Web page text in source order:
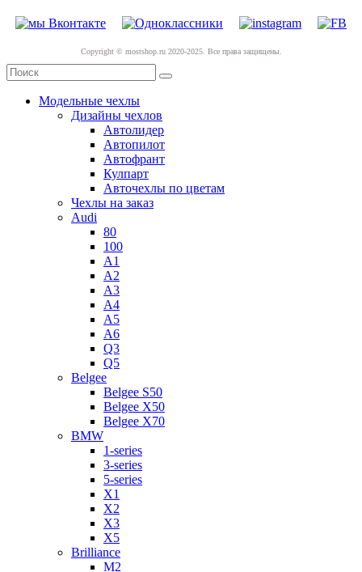
Copyright © mostshop.ru 2020-2025. Все права защищены.
Модельные чехлы
Дизайны чехлов
Автолидер
Автопилот
Автофрант
Кулпарт
Авточехлы по цветам
Чехлы на заказ
Audi
80
100
A1
A2
A3
A4
A5
A6
Q3
Q5
Belgee
Belgee S50
Belgee X50
Belgee X70
BMW
1-series
3-series
5-series
X1
X2
X3
X5
Brilliance
M2